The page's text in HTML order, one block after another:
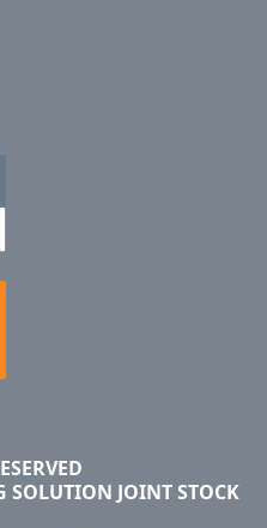
SOLUTION JOINT STOCK